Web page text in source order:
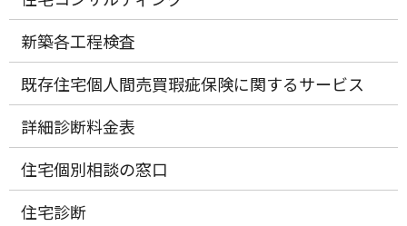
新築各工程検査
既存住宅個人間売買瑕疵保険に関するサービス
詳細診断料金表
住宅個別相談の窓口
住宅診断